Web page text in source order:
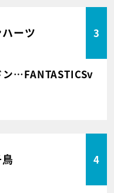
ーツ 3
ン…FANTASTICSv
4